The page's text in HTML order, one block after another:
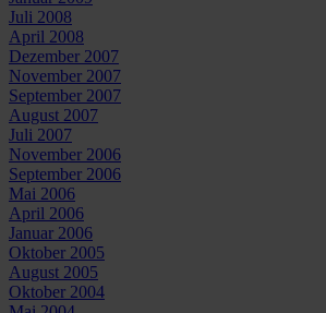
Juli 2008
April 2008
Dezember 2007
November 2007
September 2007
August 2007
Juli 2007
November 2006
September 2006
Mai 2006
April 2006
Januar 2006
Oktober 2005
August 2005
Oktober 2004